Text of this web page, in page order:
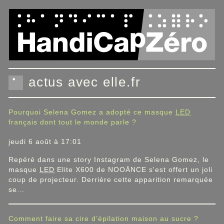
actus avec elle.fr
Pourquoi Selena Gomez a adopté ce masque LED
français dont tout le monde parle ?
jeudi 6 août à 17:01
Repéré dans une story Instagram de Selena Gomez, le
masque LED Elite X600 de NOOĀNCE s'est offert un joli
coup de projecteur. Derrière cette apparition remarquée
se...
Comment faire sa cire d’épilation maison au sucre ?